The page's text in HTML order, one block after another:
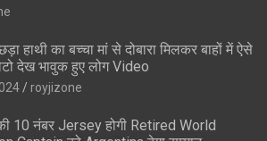
हाथी का बच्चा मां से दोबारा मिलकर बाहों में ऐसे
देख भावुक हुए लोग Video
royjizone
10 नंबर Jersey होगी Retired World